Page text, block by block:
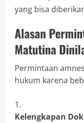
yang bisa
Alasan
Matutina
Permintaan
hukum karena
Kelengkapan